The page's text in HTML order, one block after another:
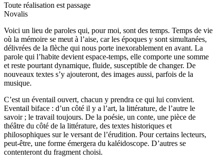
Toute réalisation est passage
Novalis
Voici un lieu de paroles qui, pour moi, sont des temps. Temps de vie
où la mémoire se meut à l’aise, car les époques y sont simultanées,
délivrées de la flèche qui nous porte inexorablement en avant. La
parole qui l’habite devient espace-temps, elle comporte une somme
et reste pourtant dynamique, fluide, susceptible de changer. De
nouveaux textes s’y ajouteront, des images aussi, parfois de la
musique.
C’est un éventail ouvert, chacun y prendra ce qui lui convient.
Eventail biface : d’un côté il y a l’art, la littérature, de l’autre le
savoir ; le travail toujours. De la poésie, un conte, une pièce de
théâtre du côté de la littérature, des textes historiques et
philosophiques sur le versant de l’érudition. Pour certains lecteurs,
peut-être, une forme émergera du kaléidoscope. D’autres se
contenteront du fragment choisi.